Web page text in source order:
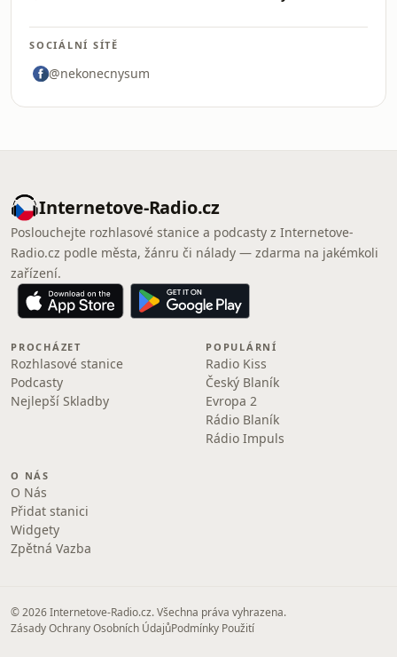
SOCIÁLNÍ SÍTĚ
@nekonecnysum
Internetove-Radio.cz
Poslouchejte rozhlasové stanice a podcasty z Internetove-
Radio.cz podle města, žánru či nálady — zdarma na jakémkoli
zařízení.
PROCHÁZET
Rozhlasové stanice
Podcasty
Nejlepší Skladby
POPULÁRNÍ
Radio Kiss
Český Blaník
Evropa 2
Rádio Blaník
Rádio Impuls
O NÁS
O Nás
Přidat stanici
Widgety
Zpětná Vazba
© 2026 Internetove-Radio.cz. Všechna práva vyhrazena.
Zásady Ochrany Osobních ÚdajůPodmínky Použití